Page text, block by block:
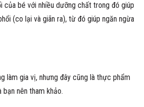
của bé với nhiều dưỡng chất trong đó giúp
(co lại và giãn ra), từ đó giúp ngăn ngừa
làm gia vị, nhưng đây cũng là thực phẩm
nên tham khảo.